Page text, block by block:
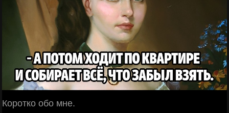
Коротко обо мне.